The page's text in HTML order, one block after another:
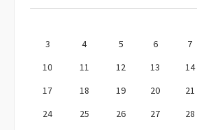
3
4 5 6 7
10
11 12 13 14
17
18 19 20 21
24
25 26 27 28